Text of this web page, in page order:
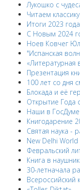
Лукошко с
Читаем классику
Итоги 2023 года
С Новым 2024
Ноев Ковчег
"Испанская
«Литературная
Презентация
100 лет со дня
Блокада и её
Открытие Года
Наши в ГосДуме
Книгодарение
Святая наука -
New Delhi
Февральский
Книга в
30-летначала
Всероссийский